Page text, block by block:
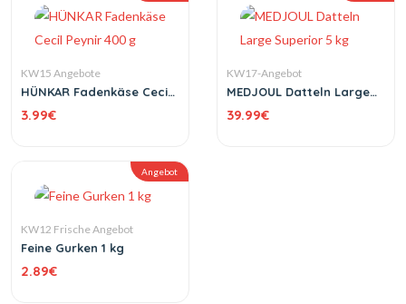
KW15 Angebote
HÜNKAR Fadenkäse Cecil
3.99€
KW17-Angebot
MEDJOUL Datteln Large
39.99€
Angebot
KW12 Frische Angebot
Feine Gurken 1 kg
2.89€